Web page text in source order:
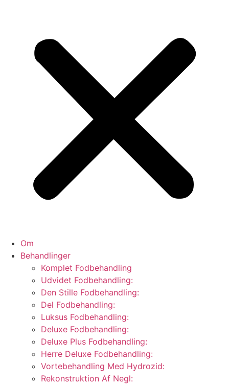
Om
Behandlinger
Komplet Fodbehandling
Udvidet Fodbehandling:
Den Stille Fodbehandling:
Del Fodbehandling:
Luksus Fodbehandling:
Deluxe Fodbehandling:
Deluxe Plus Fodbehandling:
Herre Deluxe Fodbehandling:
Vortebehandling Med Hydrozid:
Rekonstruktion Af Negl: